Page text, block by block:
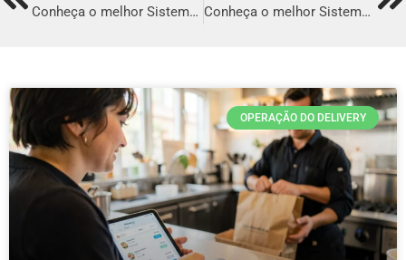
Conheça o melhor Sistema para Delivery em Feira de Santana
Conheça o melhor Sistema para Delivery em Juiz de Fora
OPERAÇÃO DO DELIVERY